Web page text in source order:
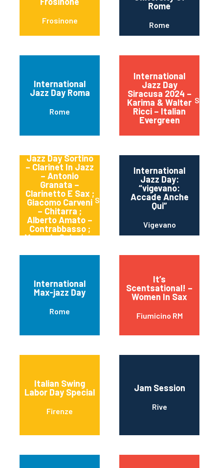
Frosinone
Rome
Rome
International
Jazz Day Roma
Rome
International
Jazz Day
Siracusa 2024 –
Karima & Walter
Ricci – Italian
Evergreen
Jazz Day Sortino
– Clarinet In Jazz
– Antonio
Granata –
Clarinetto E Sax ;
Giacomo Carveni
– Chitarra ;
Alberto Amato –
Contrabbasso ;
Manuele Salonia –
Sortino
International
Jazz Day:
“vigevano:
Accade Anche
Qui”
Vigevano
International
Max-jazz Day
Rome
It’s
Scentsational! –
Women In Sax
Fiumicino RM
Italian Swing
Labor Day Special
Firenze
Jam Session
Rive